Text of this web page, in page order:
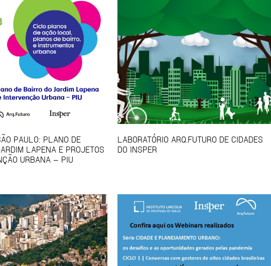
PAULO: PLANO DE
LAPENA E PROJETOS
URBANA – PIU
LABORATÓRIO ARQ.FUTURO DE CIDADES
DO INSPER